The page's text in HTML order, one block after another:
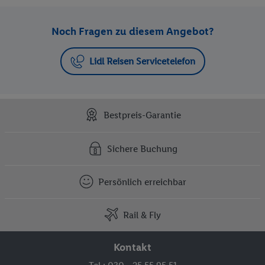
Noch Fragen zu diesem Angebot?
Lidl Reisen Servicetelefon
Bestpreis-Garantie
Sichere Buchung
Persönlich erreichbar
Rail & Fly
Kontakt